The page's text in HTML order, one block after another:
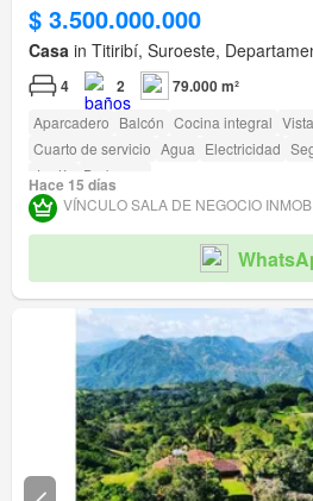
$ 3.500.000.000
Casa in Titiribí, Suroeste,
4 2 79.000 m²
Aparcadero Balcón Cocina integral
Cuarto de servicio Agua Electricidad
Jardín
Barbecue
Hace 15 días
VÍNCULO SALA DE NEGOCIO